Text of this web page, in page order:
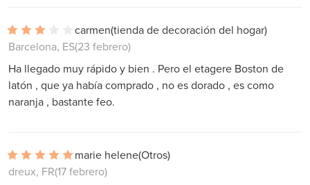
carmen(tienda de decoración del hogar)
Barcelona, ES(23 febrero)
Ha llegado muy rápido y bien . Pero el etagere Boston de
latón , que ya había comprado , no es dorado , es como
naranja , bastante feo.
marie helene(Otros)
dreux, FR(17 febrero)